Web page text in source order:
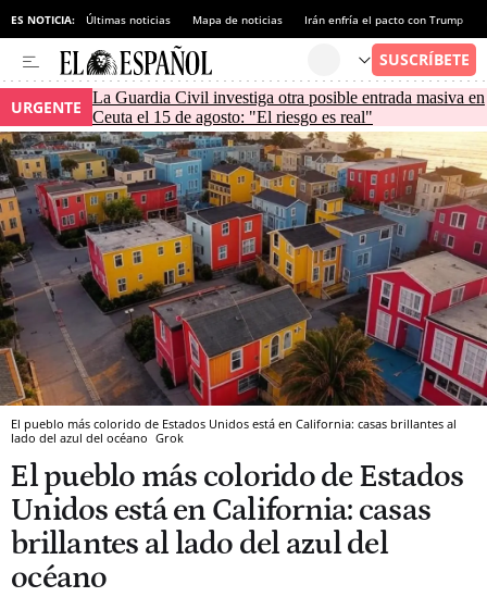
ES NOTICIA: Últimas noticias Mapa de noticias Irán enfría el pacto con Trump
URGENTE
La Guardia Civil investiga otra posible entrada masiva en
Ceuta el 15 de agosto: "El riesgo es real"
⁠El pueblo más colorido de Estados Unidos está en California: casas brillantes al
lado del azul del océano Grok
⁠El pueblo más colorido de Estados
Unidos está en California: casas
brillantes al lado del azul del
océano